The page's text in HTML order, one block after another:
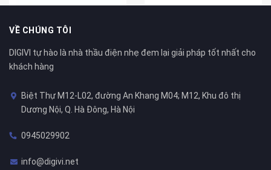
VỀ CHÚNG TÔI
DIGIVI tự hào là nhà thầu điện nhẹ đem lại giải pháp tốt nhất cho
khách hàng
Biệt Thự M12-L02, đường An Khang M04; M12, Khu đô thị
Dương Nội, Q. Hà Đông, Hà Nội
0945029902
info@digivi.net